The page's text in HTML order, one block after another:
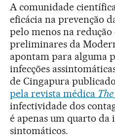
A comunidade
eficácia na prevenção
pelo menos na redução
preliminares da
apontam para alguma
infecções
de Cingapura
pela revista médica
infectividade dos
é apenas um quarto da
sintomáticos.